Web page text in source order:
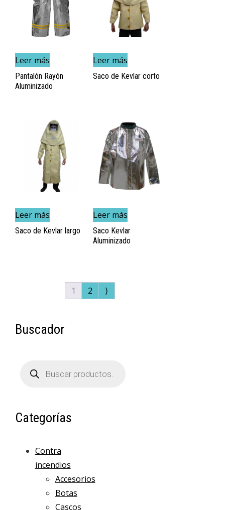
Leer más
Pantalón Rayón
Aluminizado
Leer más
Saco de Kevlar corto
Leer más
Saco de Kevlar largo
Leer más
Saco Kevlar
Aluminizado
1 2 ⟩
Buscador
productos
Categorías
Contra
incendios
Accesorios
Botas
Cascos